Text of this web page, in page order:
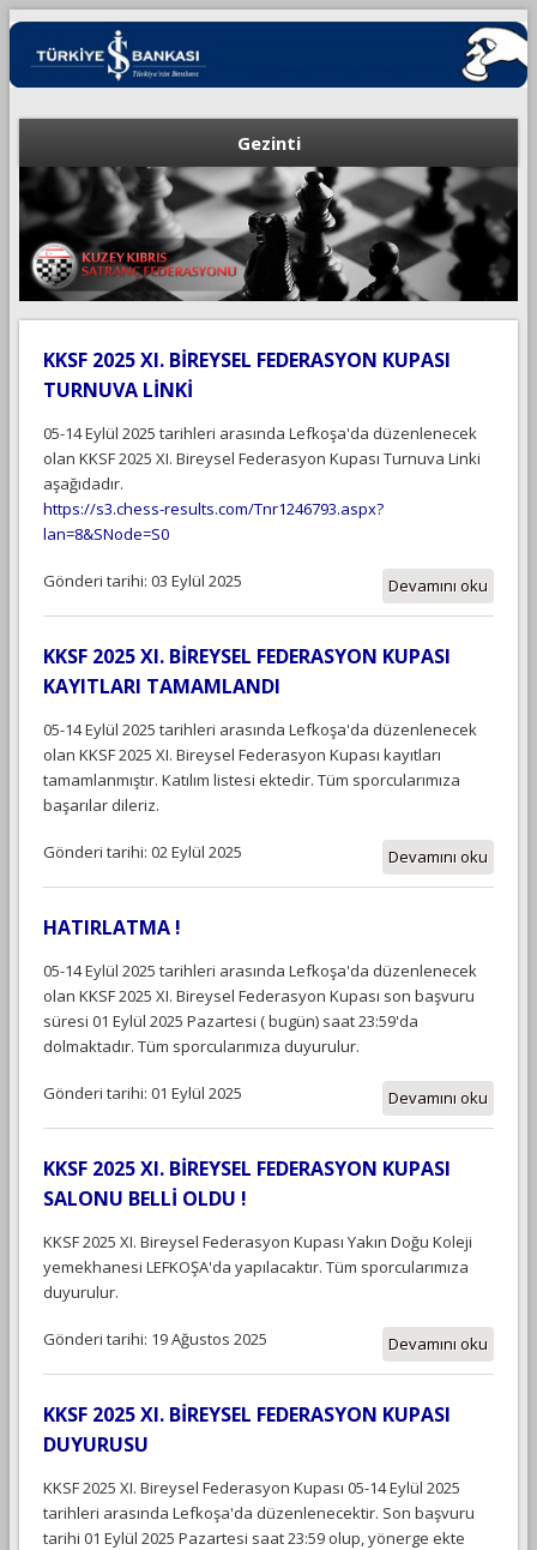
Gezinti
KKSF 2025 XI. BİREYSEL FEDERASYON KUPASI
TURNUVA LİNKİ
05-14 Eylül 2025 tarihleri arasında Lefkoşa'da düzenlenecek
olan KKSF 2025 XI. Bireysel Federasyon Kupası Turnuva Linki
aşağıdadır.
https://s3.chess-results.com/Tnr1246793.aspx?
lan=8&SNode=S0
Devamını oku
Gönderi tarihi: 03 Eylül 2025
KKSF 2025 XI. BİREYSEL FEDERASYON KUPASI
KAYITLARI TAMAMLANDI
05-14 Eylül 2025 tarihleri arasında Lefkoşa'da düzenlenecek
olan KKSF 2025 XI. Bireysel Federasyon Kupası kayıtları
tamamlanmıştır. Katılım listesi ektedir. Tüm sporcularımıza
başarılar dileriz.
Devamını oku
Gönderi tarihi: 02 Eylül 2025
HATIRLATMA !
05-14 Eylül 2025 tarihleri arasında Lefkoşa'da düzenlenecek
olan KKSF 2025 XI. Bireysel Federasyon Kupası son başvuru
süresi 01 Eylül 2025 Pazartesi ( bugün) saat 23:59'da
dolmaktadır. Tüm sporcularımıza duyurulur.
Devamını oku
Gönderi tarihi: 01 Eylül 2025
KKSF 2025 XI. BİREYSEL FEDERASYON KUPASI
SALONU BELLİ OLDU !
KKSF 2025 XI. Bireysel Federasyon Kupası Yakın Doğu Koleji
yemekhanesi LEFKOŞA'da yapılacaktır. Tüm sporcularımıza
duyurulur.
Devamını oku
Gönderi tarihi: 19 Ağustos 2025
KKSF 2025 XI. BİREYSEL FEDERASYON KUPASI
DUYURUSU
KKSF 2025 XI. Bireysel Federasyon Kupası 05-14 Eylül 2025
tarihleri arasında Lefkoşa'da düzenlenecektir. Son başvuru
tarihi 01 Eylül 2025 Pazartesi saat 23:59 olup, yönerge ekte